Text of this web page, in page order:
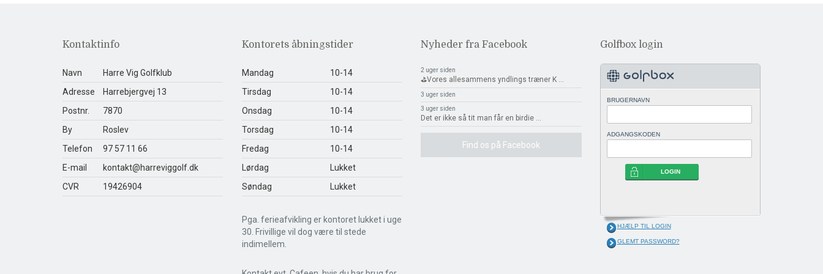
Kontaktinfo
Navn
Harre Vig Golfklub
Adresse
Harrebjergvej 13
Postnr.
7870
By
Roslev
Telefon
97 57 11 66
E-mail
kontakt@harreviggolf.dk
CVR
19426904
Kontorets åbningstider
Mandag
10-14
Tirsdag
10-14
Onsdag
10-14
Torsdag
10-14
Fredag
10-14
Lørdag
Lukket
Søndag
Lukket
Pga. ferieafvikling er kontoret lukket i uge
30. Frivillige vil dog være til stede
indimellem.
Nyheder fra Facebook
2 uger siden
⛳️Vores allesammens yndlings træner K ...
3 uger siden
3 uger siden
Det er ikke så tit man får en birdie ...
Find os på Facebook
Golfbox login
BRUGERNAVN
ADGANGSKODEN
LOGIN
HJÆLP TIL LOGIN
GLEMT PASSWORD?